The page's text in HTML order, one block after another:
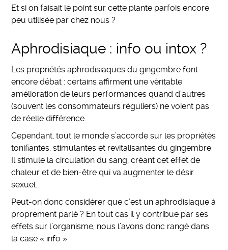
Et si on faisait le point sur cette plante parfois encore
peu utilisée par chez nous ?
Aphrodisiaque : info ou intox ?
Les propriétés aphrodisiaques du gingembre font
encore débat : certains affirment une véritable
amélioration de leurs performances quand d’autres
(souvent les consommateurs réguliers) ne voient pas
de réelle différence.
Cependant, tout le monde s’accorde sur les propriétés
tonifiantes, stimulantes et revitalisantes du gingembre.
Il stimule la circulation du sang, créant cet effet de
chaleur et de bien-être qui va augmenter le désir
sexuel.
Peut-on donc considérer que c’est un aphrodisiaque à
proprement parlé ? En tout cas il y contribue par ses
effets sur l’organisme, nous l’avons donc rangé dans
la case « info ».